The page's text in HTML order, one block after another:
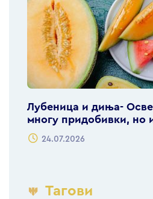
Лубеница и диња-
многу придобивки, но
24.07.2026
Тагови